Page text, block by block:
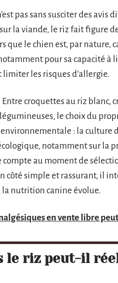
pas sans susciter des avis
la viande, le riz fait figure
que le chien est, par nature,
pour sa capacité à
les risques d’allergie.
Entre croquettes au riz blanc,
le choix du
environnementale : la culture
notamment sur la
compte au moment de
côté simple et rassurant, il
nutrition canine évolue.
en vente libre
le riz peut-il